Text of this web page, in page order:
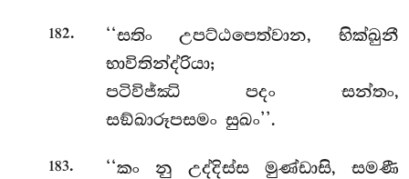
182. ‘‘සතිංඋපට්ඨපෙත්වාන, භික්ඛුනී
භාවිතින්ද්රියා;
පටිවිජ්ඣි පදං සන්තං,
සඞ්ඛාරූපසමං සුඛං’’.
183.
‘‘කං නු උද්දිස්ස මුණ්ඩාසි, සමණී